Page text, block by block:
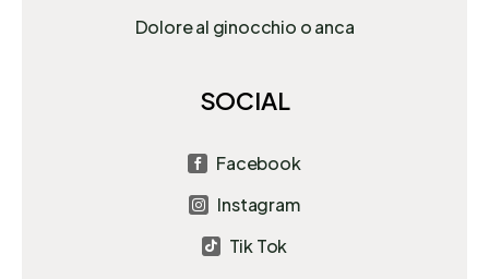
Dolore al ginocchio o anca
SOCIAL
 Facebook
 Instagram
 Tik Tok